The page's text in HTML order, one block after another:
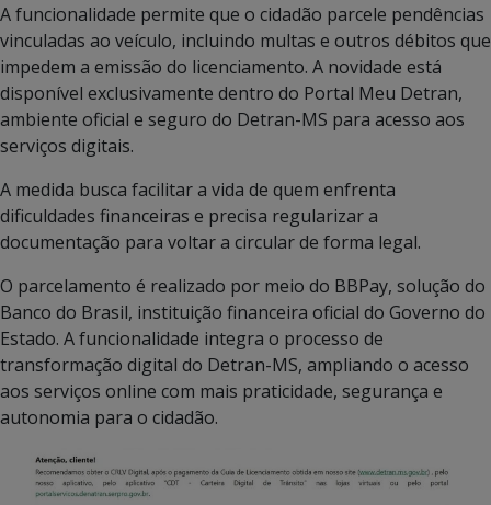
A funcionalidade permite que o cidadão parcele pendências
vinculadas ao veículo, incluindo multas e outros débitos que
impedem a emissão do licenciamento. A novidade está
disponível exclusivamente dentro do Portal Meu Detran,
ambiente oficial e seguro do Detran-MS para acesso aos
serviços digitais.
A medida busca facilitar a vida de quem enfrenta
dificuldades financeiras e precisa regularizar a
documentação para voltar a circular de forma legal.
O parcelamento é realizado por meio do BBPay, solução do
Banco do Brasil, instituição financeira oficial do Governo do
Estado. A funcionalidade integra o processo de
transformação digital do Detran-MS, ampliando o acesso
aos serviços online com mais praticidade, segurança e
autonomia para o cidadão.